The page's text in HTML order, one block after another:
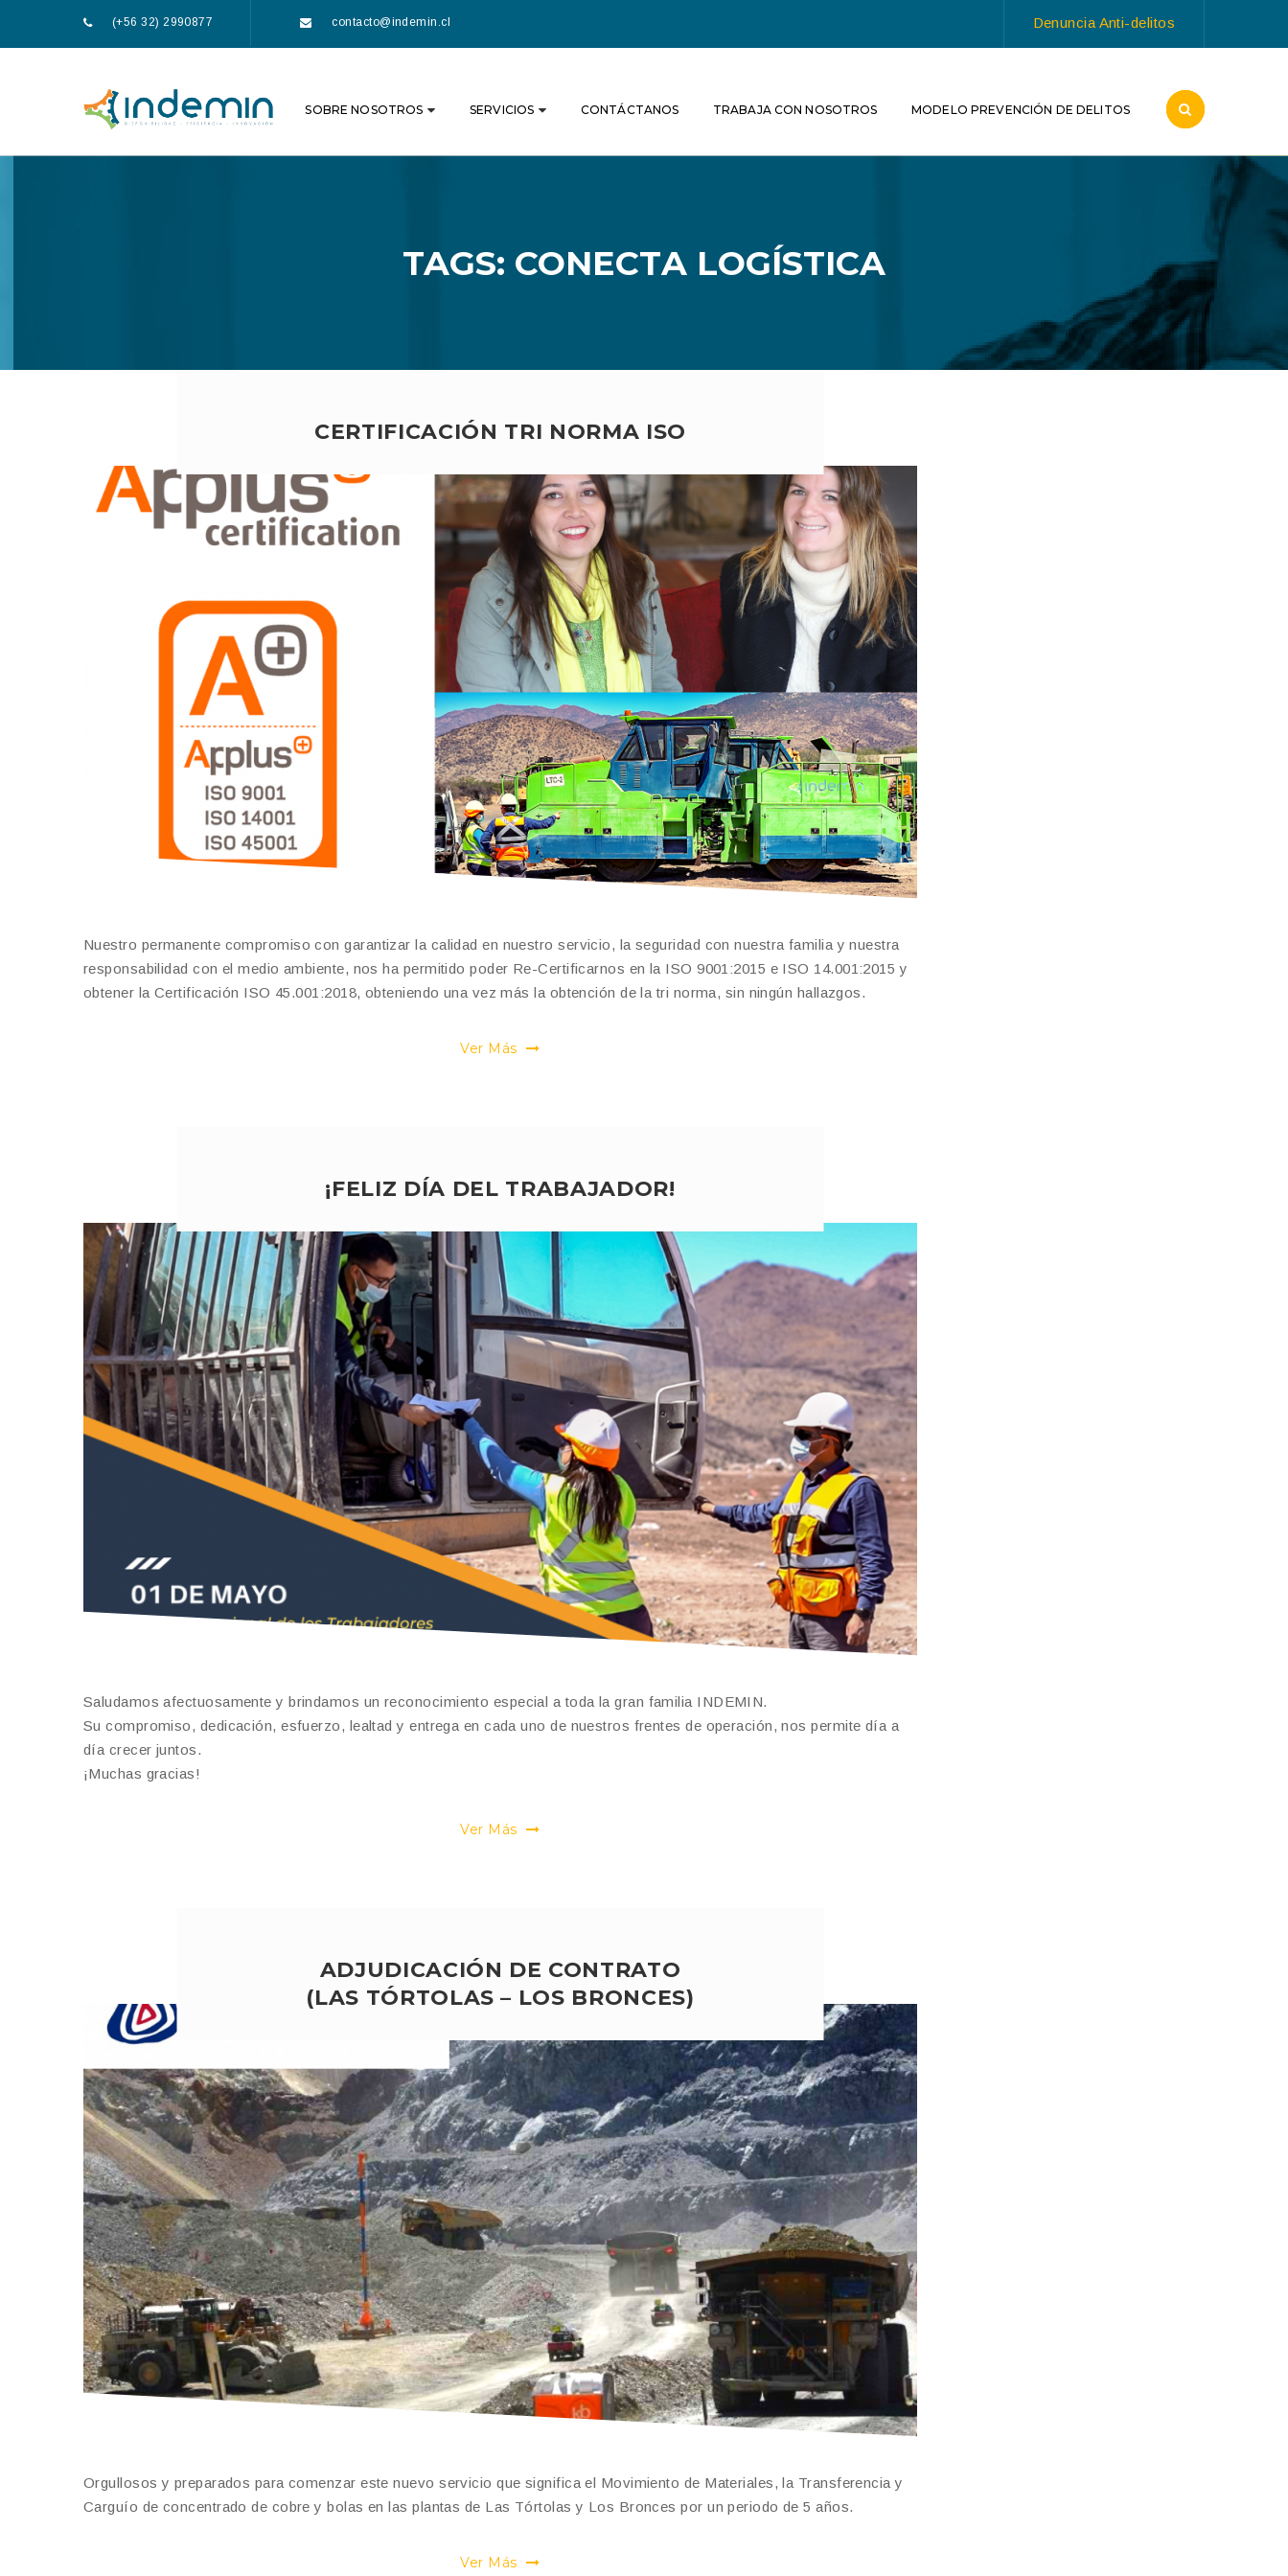
(+56 32) 2990877 contacto@indemin.cl Denuncia Anti-delitos
SOBRE NOSOTROS SERVICIOS CONTÁCTANOS TRABAJA CON NOSOTROS MODELO PREVENCIÓN DE DELITOS
TAGS: CONECTA LOGÍSTICA
CERTIFICACIÓN TRI NORMA ISO
Nuestro permanente compromiso con garantizar la calidad en nuestro servicio, la seguridad con nuestra familia y nuestra
responsabilidad con el medio ambiente, nos ha permitido poder Re-Certificarnos en la ISO 9001:2015 e ISO 14.001:2015 y
obtener la Certificación ISO 45.001:2018, obteniendo una vez más la obtención de la tri norma, sin ningún hallazgos.
Ver Más
¡FELIZ DÍA DEL TRABAJADOR!
Saludamos afectuosamente y brindamos un reconocimiento especial a toda la gran familia INDEMIN.
Su compromiso, dedicación, esfuerzo, lealtad y entrega en cada uno de nuestros frentes de operación, nos permite día a
día crecer juntos.
¡Muchas gracias!
Ver Más
ADJUDICACIÓN DE CONTRATO
(LAS TÓRTOLAS – LOS BRONCES)
Orgullosos y preparados para comenzar este nuevo servicio que significa el Movimiento de Materiales, la Transferencia y
Carguío de concentrado de cobre y bolas en las plantas de Las Tórtolas y Los Bronces por un periodo de 5 años.
Ver Más